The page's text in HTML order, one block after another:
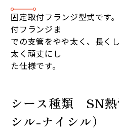
固定取付フランジ型式です
付フランジま
での支管をやや太く、長く
太く頑丈にし
た仕様です。
シース種類 SN熱
シル-ナイシル）